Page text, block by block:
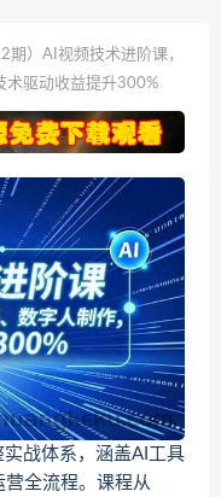
期）AI视频技术进阶课，
术驱动收益提升300%
战体系，涵盖AI工具
全流程。课程从